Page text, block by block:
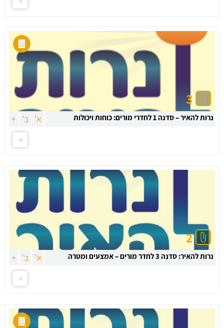
3
נרות להאיר – סדנה 1 לחדרי מורים: כוחות ויכולות א' ב' +
2
נרות להאיר: סדנה 3 לחדר מורים – אמצעים ומטרה א' ב' +